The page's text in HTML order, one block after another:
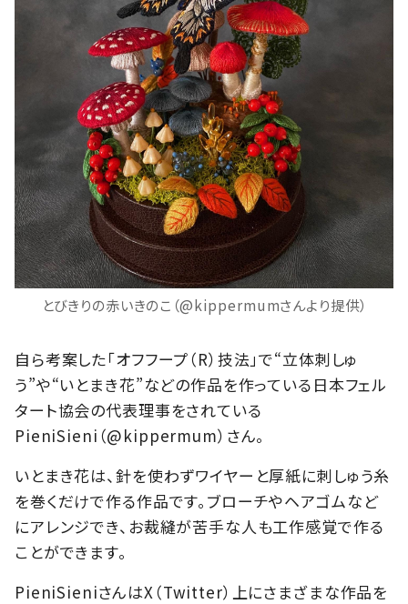
とびきりの赤いきのこ（@kippermumさんより提供）
自ら考案した「オフフープ（R）技法」で“立体刺しゅ
う”や“いとまき花”などの作品を作っている日本フェル
タート協会の代表理事をされている
PieniSieni（@kippermum）さん。
いとまき花は、針を使わずワイヤーと厚紙に刺しゅう糸
を巻くだけで作る作品です。ブローチやヘアゴムなど
にアレンジでき、お裁縫が苦手な人も工作感覚で作る
ことができます。
PieniSieniさんはX（Twitter）上にさまざまな作品を